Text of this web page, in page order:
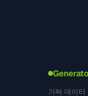
가짜 데이터